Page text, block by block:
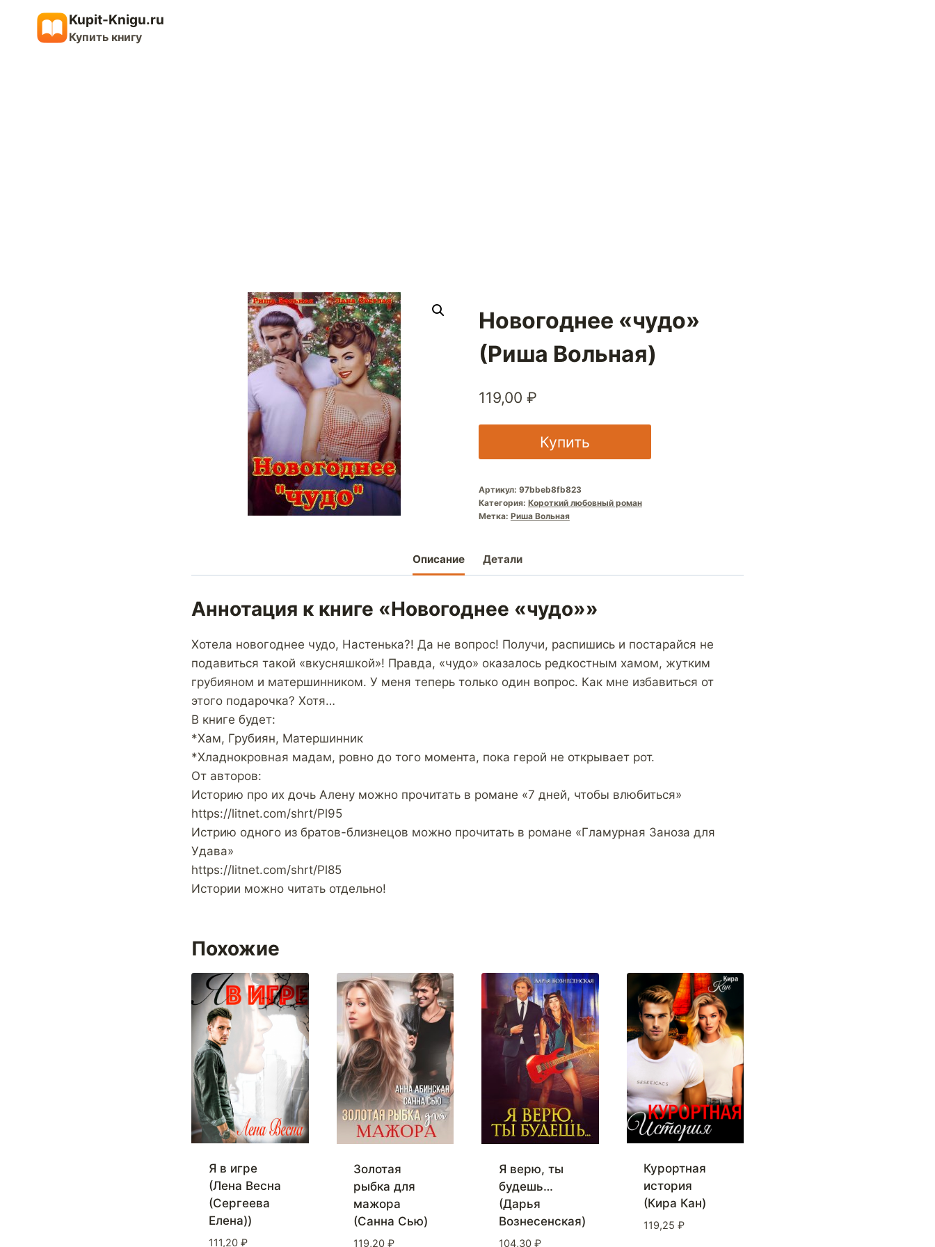
содержимому
Kupit-Knigu.ru
Купить книгу
Новогоднее «чудо»
(Риша Вольная)
119,00 ₽
Купить
Артикул: 97bbeb8fb823
Категория: Короткий любовный роман
Метка: Риша Вольная
Описание Детали
Аннотация к книге «Новогоднее «чудо»»
Хотела новогоднее чудо, Настенька?! Да не вопрос! Получи, распишись и постарайся не
подавиться такой «вкусняшкой»! Правда, «чудо» оказалось редкостным хамом, жутким
грубияном и матершинником. У меня теперь только один вопрос. Как мне избавиться от
этого подарочка? Хотя…
В книге будет:
*Хам, Грубиян, Матершинник
*Хладнокровная мадам, ровно до того момента, пока герой не открывает рот.
От авторов:
Историю про их дочь Алену можно прочитать в романе «7 дней, чтобы влюбиться»
https://litnet.com/shrt/Pl95
Истрию одного из братов-близнецов можно прочитать в романе «Гламурная Заноза для
Удава»
https://litnet.com/shrt/Pl85
Истории можно читать отдельно!
Похожие
Я в игре
(Лена Весна
(Сергеева
Елена))
111,20 ₽
Золотая
рыбка для
мажора
(Санна Сью)
119,20 ₽
Я верю, ты
будешь…
(Дарья
Вознесенская)
104,30 ₽
Курортная
история
(Кира Кан)
119,25 ₽